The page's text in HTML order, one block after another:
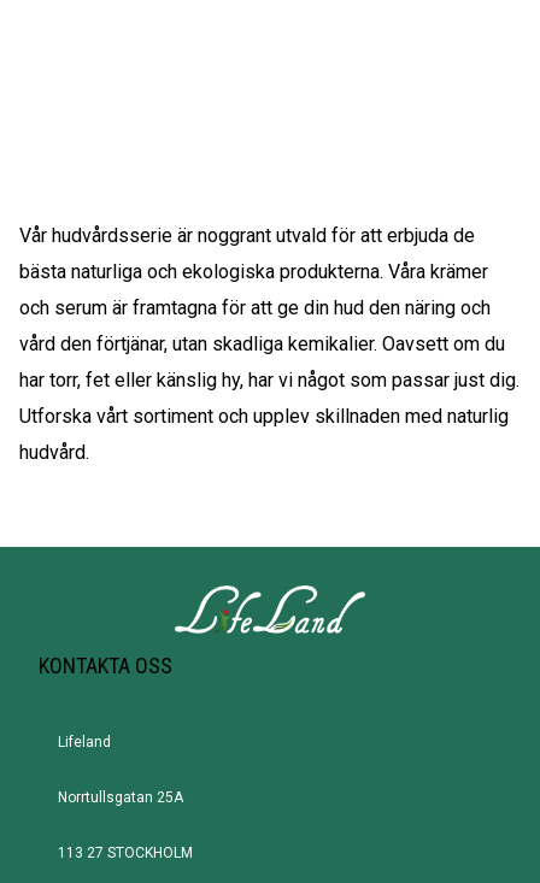
Vår hudvårdsserie är noggrant utvald för att erbjuda de
bästa naturliga och ekologiska produkterna. Våra krämer
och serum är framtagna för att ge din hud den näring och
vård den förtjänar, utan skadliga kemikalier. Oavsett om du
har torr, fet eller känslig hy, har vi något som passar just dig.
Utforska vårt sortiment och upplev skillnaden med naturlig
hudvård.
KONTAKTA OSS
Lifeland
Norrtullsgatan 25A
113 27 STOCKHOLM